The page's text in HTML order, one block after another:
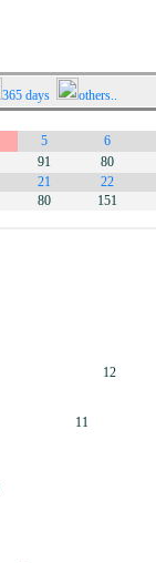
365 days
others..
5
6
91
80
21
22
80 151
12
11